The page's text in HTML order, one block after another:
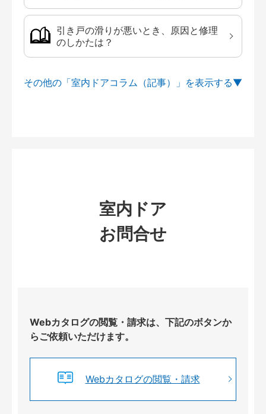
引き戸の滑りが悪いとき、原因と修理
のしかたは？
その他の「室内ドアコラム（記事）」を
室内ドア
お問合せ
Webカタログの閲覧・請求は、下記のボタンか
らご依頼いただけます。
Webカタログの閲覧・請求